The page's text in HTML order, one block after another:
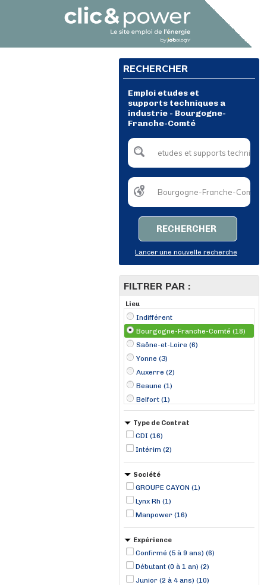
RECHERCHER
Emploi etudes et
supports techniques a
industrie - Bourgogne-
Franche-Comté
RECHERCHER
Lancer une nouvelle recherche
FILTRER PAR :
Lieu
Indifférent
Bourgogne-Franche-Comté (18)
Saône-et-Loire (6)
Yonne (3)
Auxerre (2)
Beaune (1)
Belfort (1)
Besançon (1)
Chalon-sur-Saône (1)
Chauffailles (1)
Clamecy (1)
Type de Contrat
CDI (16)
Intérim (2)
Société
GROUPE CAYON (1)
Lynx Rh (1)
Manpower (16)
Expérience
Confirmé (5 à 9 ans) (6)
Débutant (0 à 1 an) (2)
Junior (2 à 4 ans) (10)